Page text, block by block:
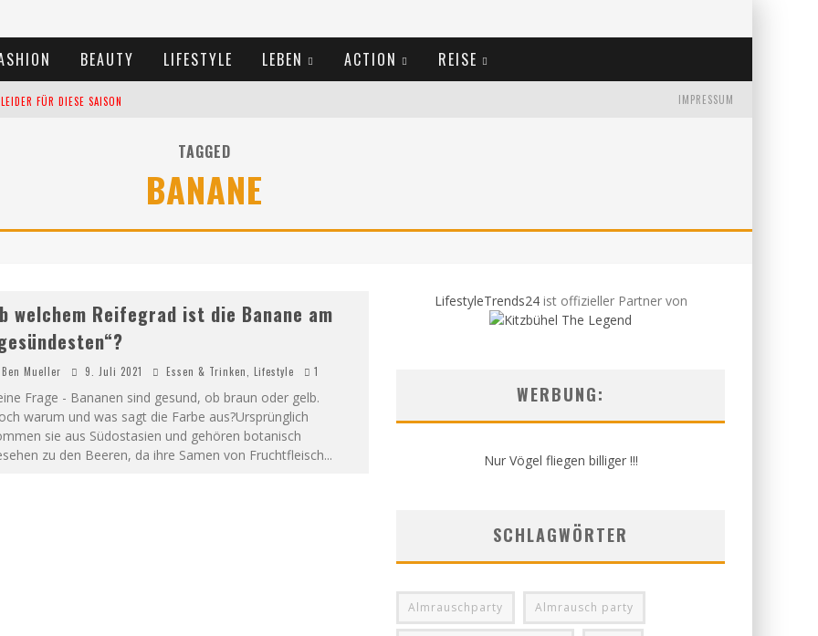
BEAUTY LIFESTYLE LEBEN ACTION REISE
FÜR DIESE SAISON IMPRESSUM
TAGGED
BANANE
welchem Reifegrad ist die Banane am
Ben Mueller 9. Juli 2021 Essen & Trinken Lifestyle 1
Frage - Bananen sind gesund, ob braun oder gelb.
warum und was sagt die Farbe aus?Ursprünglich
sie aus Südostasien und gehören botanisch
zu den Beeren, da ihre Samen von Fruchtfleisch...
LifestyleTrends24ist offizieller Partner von
WERBUNG:
Nur Vögel fliegen billiger !!!
SCHLAGWÖRTER
Almrauschparty Almrausch party